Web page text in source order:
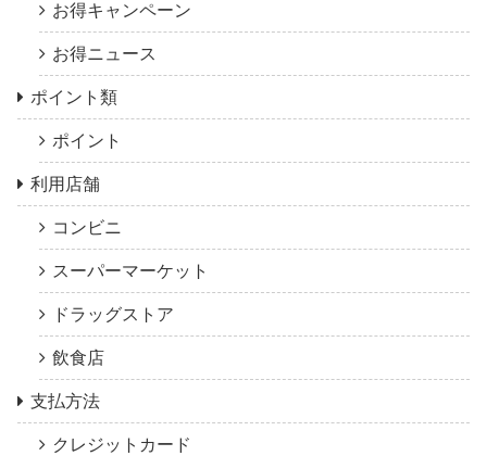
お得キャンペーン
お得ニュース
ポイント類
ポイント
利用店舗
コンビニ
スーパーマーケット
ドラッグストア
飲食店
支払方法
クレジットカード